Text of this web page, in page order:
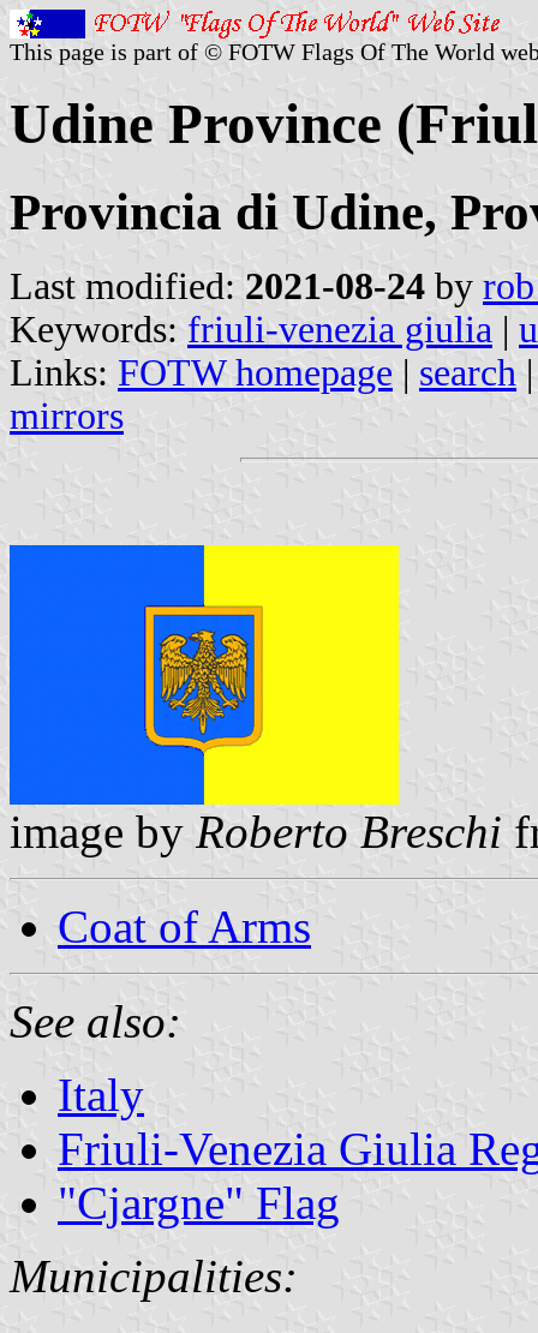
This page is part of © FOTW Flags Of The World
Udine Province
Provincia di Udine,
Last modified: 2021-08-24 by
Keywords: friuli-venezia giulia |
Links: FOTW homepage | search
mirrors
image by Roberto Breschi
Coat of Arms
See also:
Italy
Friuli-Venezia Giulia
"Cjargne" Flag
Municipalities: